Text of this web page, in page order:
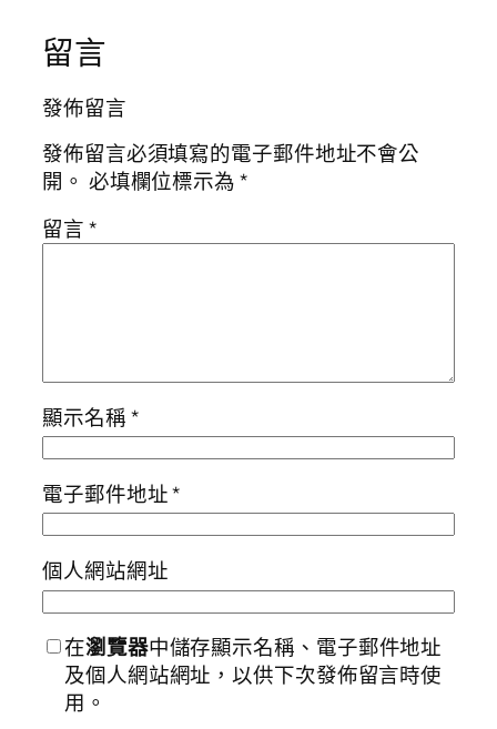
留言
發佈留言
發佈留言必須填寫的電子郵件地址不會公
開。 必填欄位標示為*
留言*
顯示名稱*
電子郵件地址*
個人網站網址
在瀏覽器中儲存顯示名稱、電子郵件地址
及個人網站網址，以供下次發佈留言時使
用。